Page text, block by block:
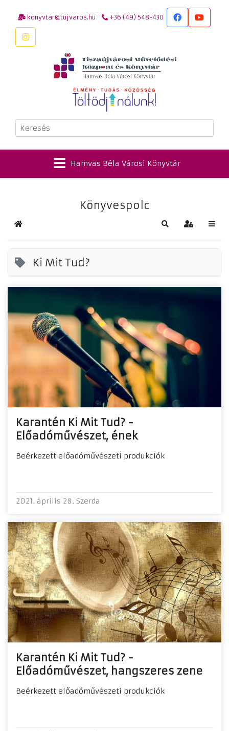
konyvtar@tujvaros.hu +36 (49) 548-430
Keresés
Hamvas Béla Városi Könyvtár
Könyvespolc
Kezdőlap Keresés
Ki Mit Tud?
Karantén Ki Mit Tud? -
Előadóművészet, ének
Beérkezett előadóművészeti produkciók
2021. április 28. Szerda
Karantén Ki Mit Tud? -
Előadóművészet, hangszeres zene
Beérkezett előadóművészeti produkciók